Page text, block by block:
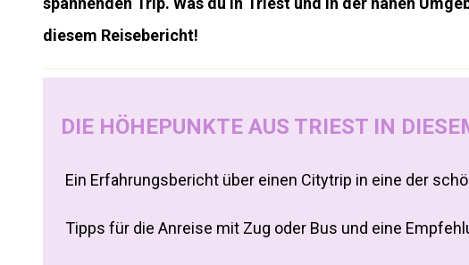
diesem Reisebericht!
DIE HÖHEPUNKTE AUS TRIEST IN
Ein Erfahrungsbericht über einen Citytrip in eine der
Tipps für die Anreise mit Zug oder Bus und eine